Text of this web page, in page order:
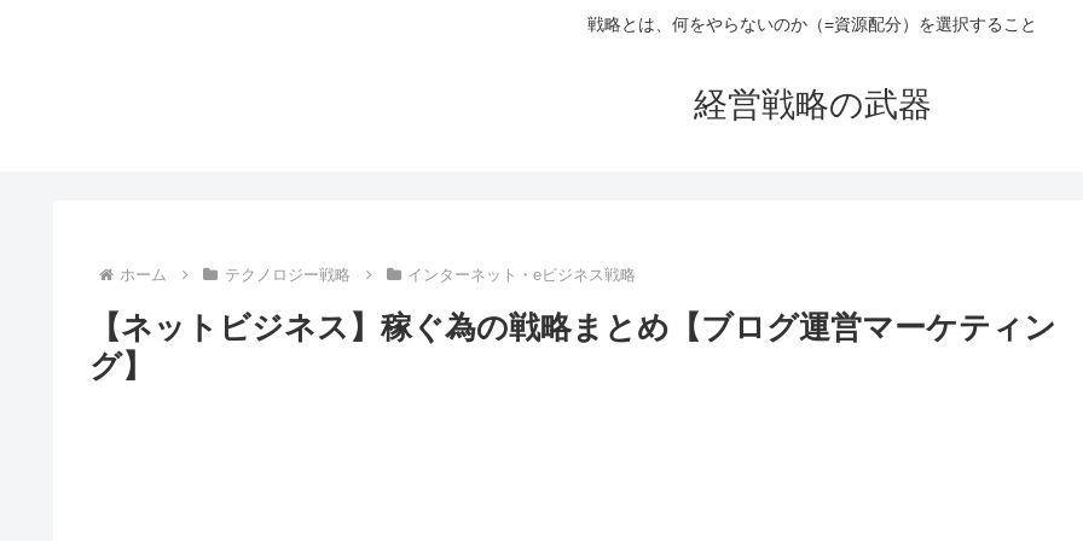
戦略とは、何をやらないのか（=資源配分）を選択すること
経営戦略の武器
ホーム テクノロジー戦略 インターネット・eビジネス戦略
【ネットビジネス】稼ぐ為の戦略まとめ【ブログ運営マーケティン
グ】